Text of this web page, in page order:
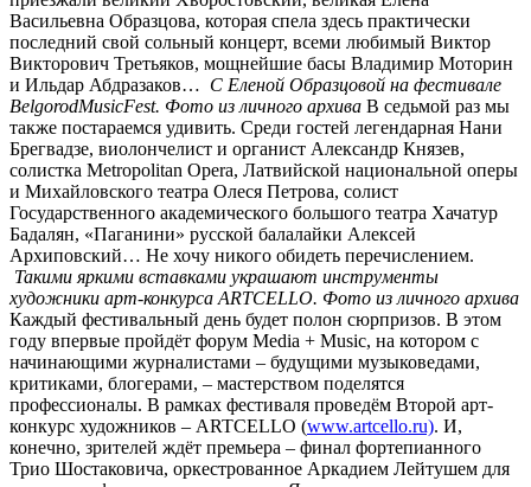
Васильевна Образцова, которая спела здесь практически
последний свой сольный концерт, всеми любимый Виктор
Викторович Третьяков, мощнейшие басы Владимир Моторин
и Ильдар Абдразаков… С Еленой Образцовой на фестивале
BelgorodMusicFest. Фото из личного архива В седьмой раз мы
также постараемся удивить. Среди гостей легендарная Нани
Брегвадзе, виолончелист и органист Александр Князев,
солистка Metropolitan Opera, Латвийской национальной оперы
и Михайловского театра Олеся Петрова, солист
Государственного академического большого театра Хачатур
Бадалян, «Паганини» русской балалайки Алексей
Архиповский… Не хочу никого обидеть перечислением.
Такими яркими вставками украшают инструменты
художники арт-конкурса ARTCELLO. Фото из личного архива
Каждый фестивальный день будет полон сюрпризов. В этом
году впервые пройдёт форум Media + Music, на котором с
начинающими журналистами – будущими музыковедами,
критиками, блогерами, – мастерством поделятся
профессионалы. В рамках фестиваля проведём Второй арт-
конкурс художников – ARTCELLO (www.artcello.ru). И,
конечно, зрителей ждёт премьера – финал фортепианного
Трио Шостаковича, оркестрованное Аркадием Лейтушем для